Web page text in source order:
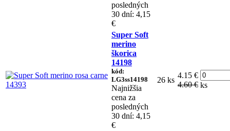
posledných
30 dní: 4,15
€
Super Soft
merino
škorica
14198
kód:
LG3ss14198
Najnižšia
cena za
posledných
30 dní: 4,15
€
26 ks
4.15 €
4.60 € ks